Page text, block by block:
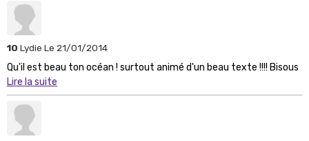
10 Lydie Le 21/01/2014
Qu'il est beau ton océan ! surtout animé d'un beau texte !!!! Bisous
Lire la suite